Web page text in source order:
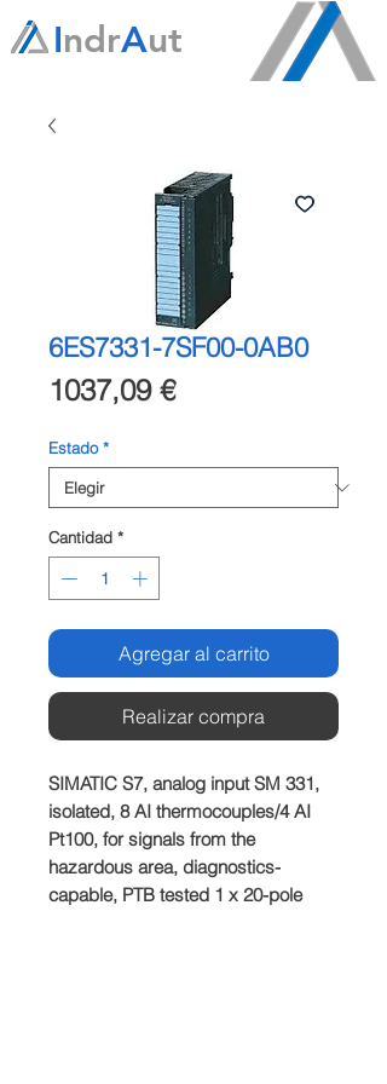
IndrAut
6ES7331-7SF00-0AB0
1037,09 €Precio
Estado *
Cantidad *
Agregar al carrito
Realizar compra
SIMATIC S7, analog input SM 331,
isolated, 8 AI thermocouples/4 AI
Pt100, for signals from the
hazardous area, diagnostics-
capable, PTB tested 1 x 20-pole